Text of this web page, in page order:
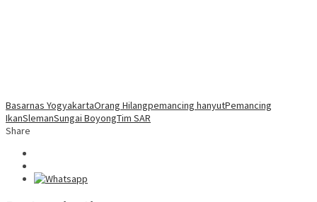
Basarnas YogyakartaOrang Hilangpemancing hanyutPemancing
IkanSlemanSungai BoyongTim SAR
Share